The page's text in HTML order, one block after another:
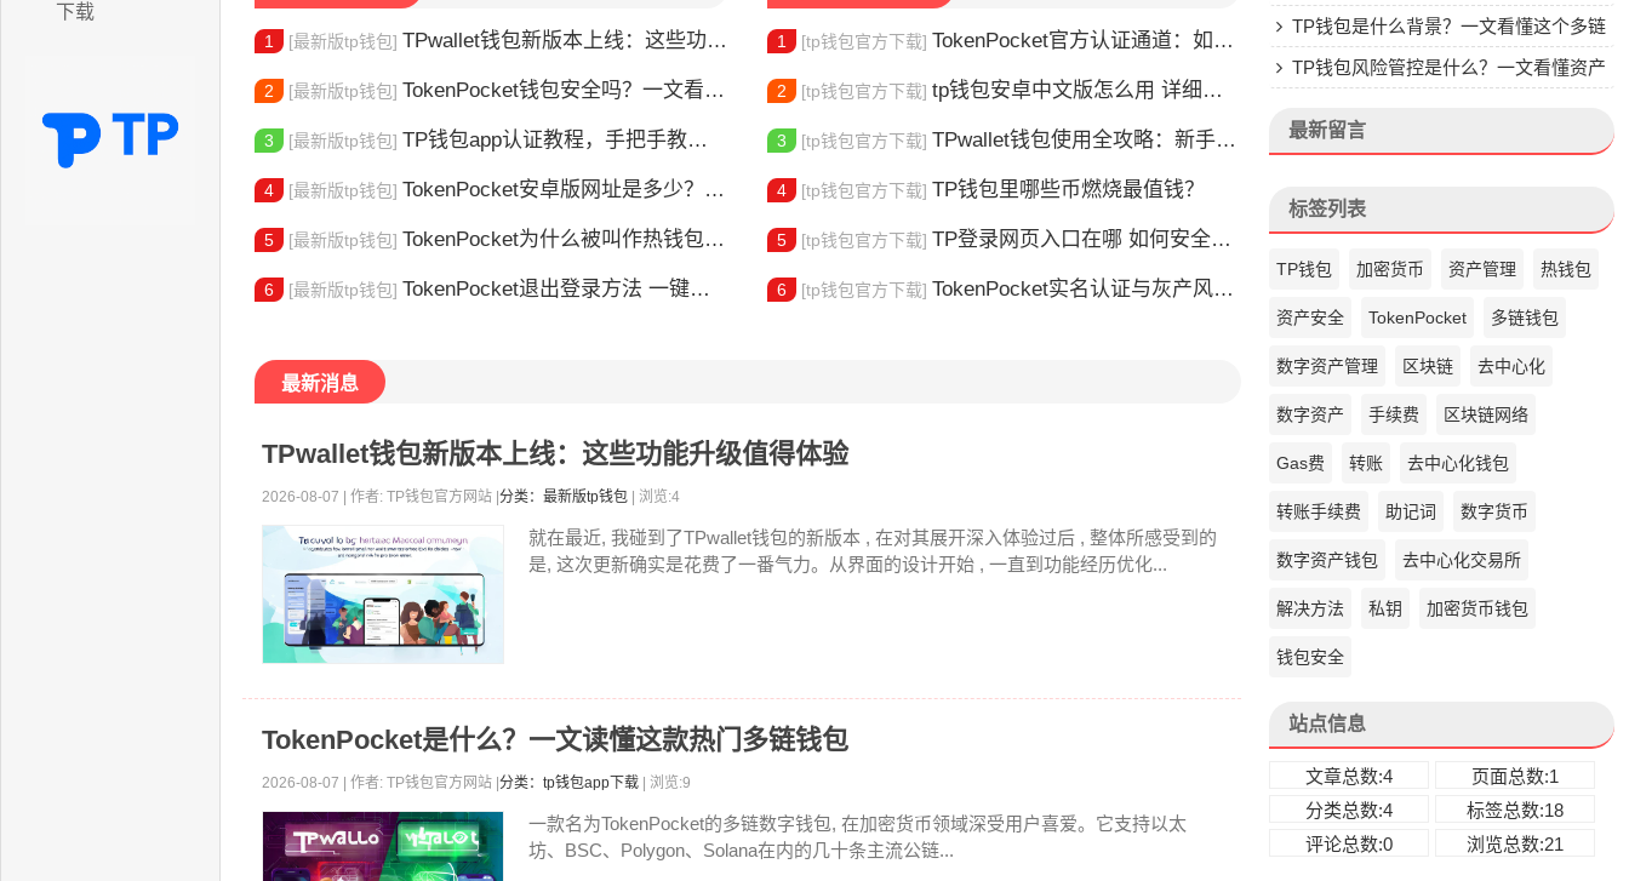
下载
1 [最新版tp钱包] TPwallet钱包新版本上线：这些功能升级值得体验
2 [最新版tp钱包] TokenPocket钱包安全吗？一文看懂真实风险
3 [最新版tp钱包] TP钱包app认证教程，手把手教你完成身份验证
4 [最新版tp钱包] TokenPocket安卓版网址是多少？一文教你安全下载
5 [最新版tp钱包] TokenPocket为什么被叫作热钱包？一文讲清楚
6 [最新版tp钱包] TokenPocket退出登录方法 一键切换账号超简单
1 [tp钱包官方下载] TokenPocket官方认证通道：如何找到真正的官方渠道
2 [tp钱包官方下载] tp钱包安卓中文版怎么用 详细安装教程
3 [tp钱包官方下载] TPwallet钱包使用全攻略：新手也能快速上手掌握
4 [tp钱包官方下载] TP钱包里哪些币燃烧最值钱？
5 [tp钱包官方下载] TP登录网页入口在哪 如何安全快速登陆平台
6 [tp钱包官方下载] TokenPocket实名认证与灰产风险全解析
最新消息
TPwallet钱包新版本上线：这些功能升级值得体验
2026-08-07 | 作者: TP钱包官方网站 | 分类：最新版tp钱包 | 浏览:4
就在最近, 我碰到了TPwallet钱包的新版本 , 在对其展开深入体验过后 , 整体所感受到的
是, 这次更新确实是花费了一番气力。从界面的设计开始 , 一直到功能经历优化...
TokenPocket是什么？一文读懂这款热门多链钱包
2026-08-07 | 作者: TP钱包官方网站 | 分类：tp钱包app下载 | 浏览:9
一款名为TokenPocket的多链数字钱包, 在加密货币领域深受用户喜爱。它支持以太
坊、BSC、Polygon、Solana在内的几十条主流公链...
楚TP钱包是什么背景？一文看懂这个多链
钱包的来头
TP钱包风险管控是什么？一文看懂资产
最新留言
标签列表
TP钱包 加密货币 资产管理 热钱包
资产安全 TokenPocket 多链钱包
数字资产管理 区块链 去中心化
数字资产 手续费 区块链网络
Gas费 转账 去中心化钱包
转账手续费 助记词 数字货币
数字资产钱包 去中心化交易所
解决方法 私钥 加密货币钱包
钱包安全
站点信息
文章总数:4
页面总数:1
分类总数:4
标签总数:18
评论总数:0
浏览总数:21